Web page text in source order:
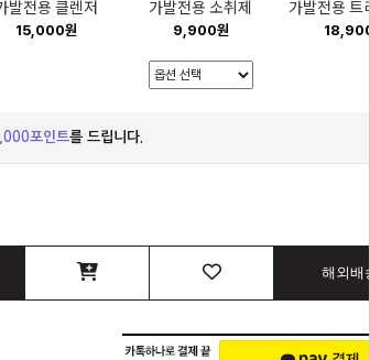
발전용 클렌저
15,000원
가발전용 소취제
9,900원
가발전용 트
포인트를 드립니다.
해외배